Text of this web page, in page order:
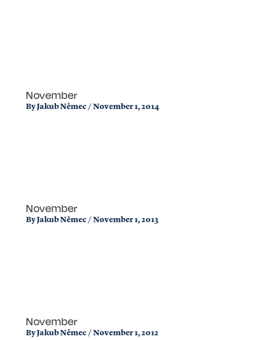
November
ByJakub Němec / November 1, 2014
November
ByJakub Němec / November 1, 2013
November
ByJakub Němec / November 1, 2012